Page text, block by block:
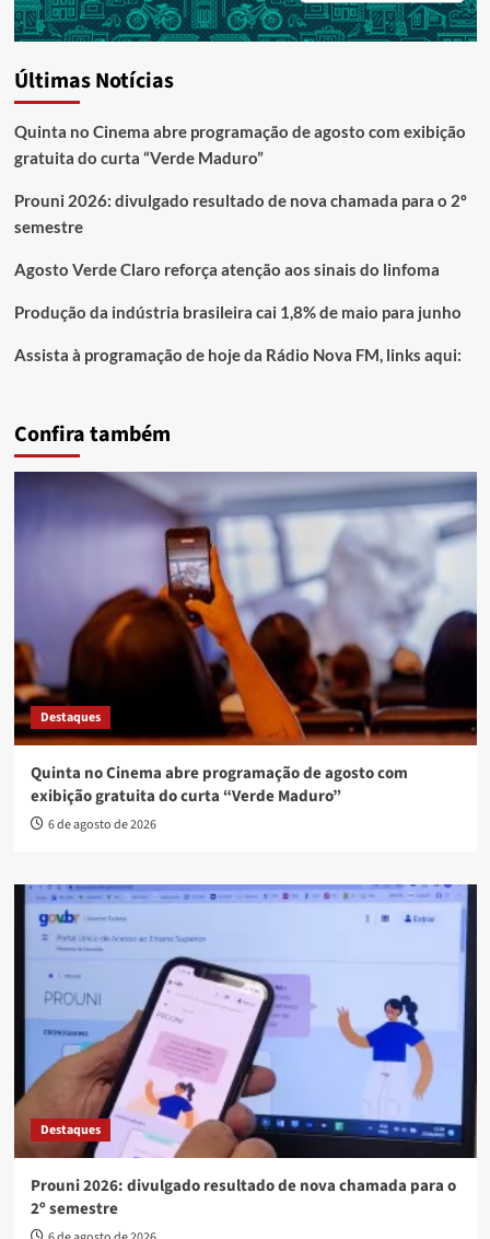
Últimas Notícias
Quinta no Cinema abre programação de agosto com exibição
gratuita do curta “Verde Maduro”
Prouni 2026: divulgado resultado de nova chamada para o 2º
semestre
Agosto Verde Claro reforça atenção aos sinais do linfoma
Produção da indústria brasileira cai 1,8% de maio para junho
Assista à programação de hoje da Rádio Nova FM, links aqui:
Confira também
Destaques
Quinta no Cinema abre programação de agosto com
exibição gratuita do curta “Verde Maduro”
6 de agosto de 2026
Destaques
Prouni 2026: divulgado resultado de nova chamada para o
2º semestre